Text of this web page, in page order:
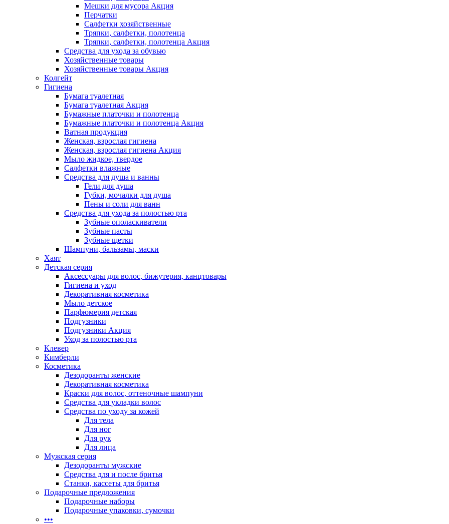
Мешки для мусора Акция
Перчатки
Салфетки хозяйственные
Тряпки, салфетки, полотенца
Тряпки, салфетки, полотенца Акция
Средства для ухода за обувью
Хозяйственные товары
Хозяйственные товары Акция
Колгейт
Гигиена
Бумага туалетная
Бумага туалетная Акция
Бумажные платочки и полотенца
Бумажные платочки и полотенца Акция
Ватная продукция
Женская, взрослая гигиена
Женская, взрослая гигиена Акция
Мыло жидкое, твердое
Салфетки влажные
Средства для душа и ванны
Гели для душа
Губки, мочалки для душа
Пены и соли для ванн
Средства для ухода за полостью рта
Зубные ополаскиватели
Зубные пасты
Зубные щетки
Шампуни, бальзамы, маски
Хаят
Детская серия
Аксессуары для волос, бижутерия, канцтовары
Гигиена и уход
Декоративная косметика
Мыло детское
Парфюмерия детская
Подгузники
Подгузники Акция
Уход за полостью рта
Клевер
Кимберли
Косметика
Дезодоранты женские
Декоративная косметика
Краски для волос, оттеночные шампуни
Средства для укладки волос
Средства по уходу за кожей
Для тела
Для ног
Для рук
Для лица
Мужская серия
Дезодоранты мужские
Средства для и после бритья
Станки, кассеты для бритья
Подарочные предложения
Подарочные наборы
Подарочные упаковки, сумочки
•••